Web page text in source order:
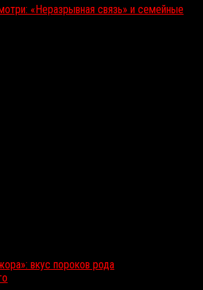
«Неразрывная связь» и семейные
вкус пороков рода